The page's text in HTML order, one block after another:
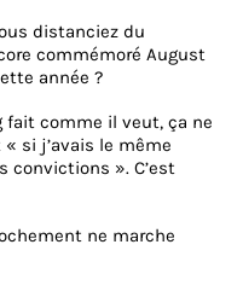
distanciez du
commémoré August
année ?
fait comme il veut, ça ne
« si j’avais le même
convictions ». C’est
ne marche